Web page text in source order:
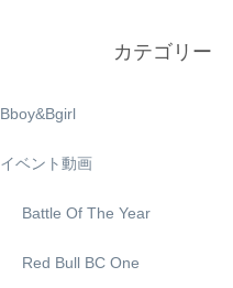
カテゴリー
Bboy&Bgirl
イベント動画
Battle Of The Year
Red Bull BC One